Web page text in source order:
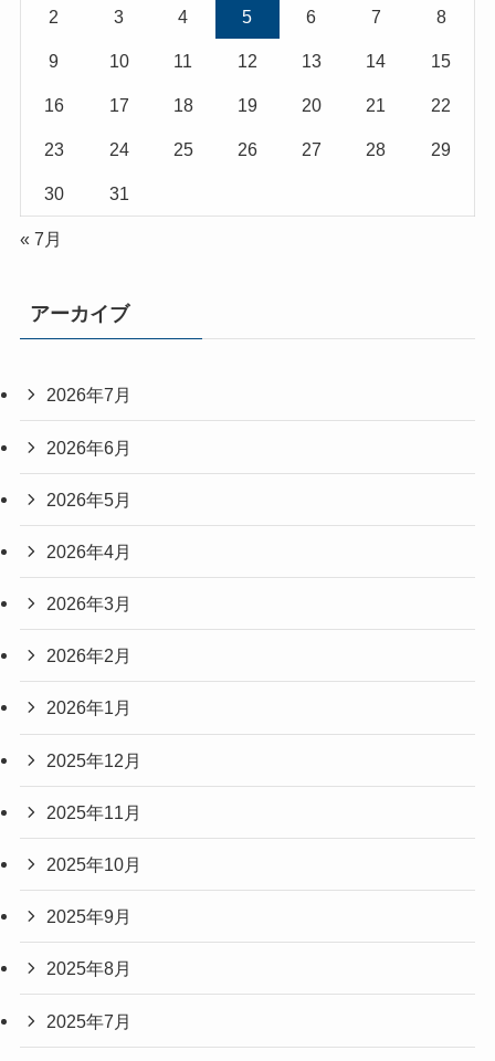
2 3 4 5 6 7 8
9 10 11 12 13 14 15
16 17 18 19 20 21 22
23 24 25 26 27 28 29
30 31
« 7月
アーカイブ
2026年7月
2026年6月
2026年5月
2026年4月
2026年3月
2026年2月
2026年1月
2025年12月
2025年11月
2025年10月
2025年9月
2025年8月
2025年7月